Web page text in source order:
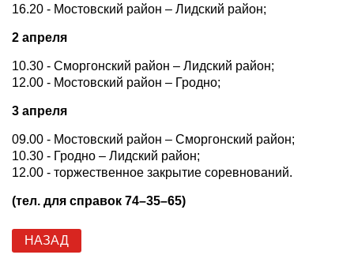
16.20 - Мостовский район – Лидский район;
2 апреля
10.30 - Сморгонский район – Лидский район;
12.00 - Мостовский район – Гродно;
3 апреля
09.00 - Мостовский район – Сморгонский район;
10.30 - Гродно – Лидский район;
12.00 - торжественное закрытие соревнований.
(тел. для справок 74–35–65)
НАЗАД